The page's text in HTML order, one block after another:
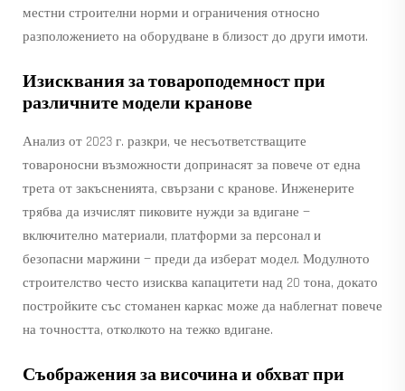
местни строителни норми и ограничения относно
разположението на оборудване в близост до други имоти.
Изисквания за товароподемност при
различните модели кранове
Анализ от 2023 г. разкри, че несъответстващите
товароносни възможности допринасят за повече от една
трета от закъсненията, свързани с кранове. Инженерите
трябва да изчислят пиковите нужди за вдигане —
включително материали, платформи за персонал и
безопасни маржини — преди да изберат модел. Модулното
строителство често изисква капацитети над 20 тона, докато
постройките със стоманен каркас може да наблегнат повече
на точността, отколкото на тежко вдигане.
Съображения за височина и обхват при